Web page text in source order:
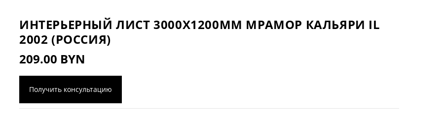
ИНТЕРЬЕРНЫЙ ЛИСТ 3000Х1200ММ МРАМОР КАЛЬЯРИ IL
2002 (РОССИЯ)
209.00 BYN
Получить консультацию